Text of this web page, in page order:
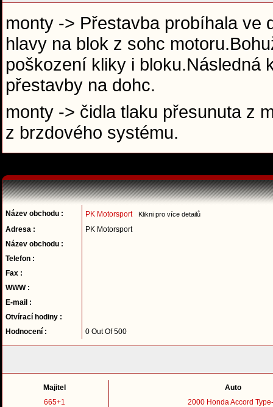
monty -> Přestavba probíhala ve
hlavy na blok z sohc
poškození kliky i bloku.Následná
přestavby na dohc.
monty -> čidla tlaku přesunuta z
z brzdového systému.
Název obchodu : PK Motorsport Klikni pro více detailů
Adresa :
PK Motorsport
Název obchodu :
Telefon :
Fax :
WWW :
E-mail :
Otvírací hodiny :
Hodnocení :
0 Out Of 500
Majitel
Auto
665+1
2000 Honda Accord